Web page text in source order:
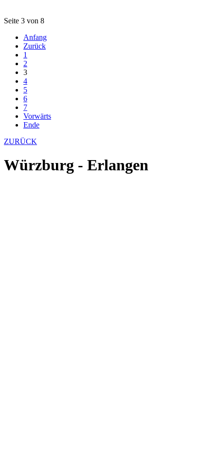
Seite 3 von 8
Anfang
Zurück
1
2
3
4
5
6
7
Vorwärts
Ende
ZURÜCK
Würzburg - Erlangen